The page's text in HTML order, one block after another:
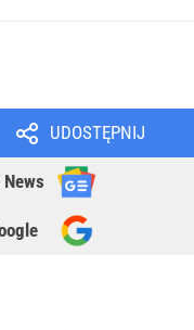
UDOSTĘPNIJ